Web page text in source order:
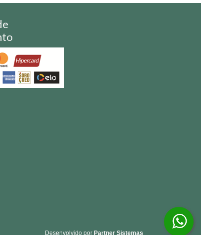
Desenvolvido por Partner Sistemas